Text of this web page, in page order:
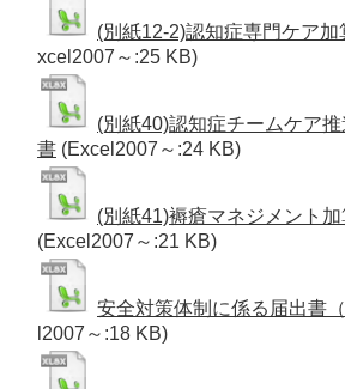
(別紙12-2)認知症専門ケア
xcel2007～:25 KB)
(別紙40)認知症チームケア
書 (Excel2007～:24 KB)
(別紙41)褥瘡マネジメント
(Excel2007～:21 KB)
安全対策体制に係る届出書（
l2007～:18 KB)